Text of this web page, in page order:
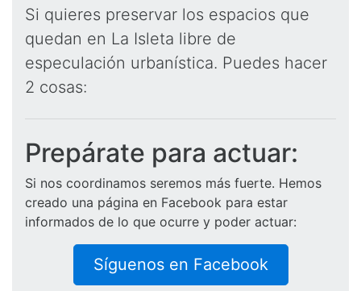
Si quieres preservar los espacios que
quedan en La Isleta libre de
especulación urbanística. Puedes hacer
2 cosas:
Prepárate para actuar:
Si nos coordinamos seremos más fuerte. Hemos
creado una página en Facebook para estar
informados de lo que ocurre y poder actuar:
Síguenos en Facebook